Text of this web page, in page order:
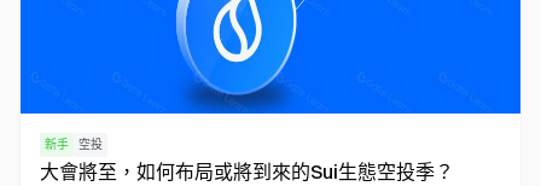
新手 空投
大會將至，如何布局或將到來的Sui生態空投季？